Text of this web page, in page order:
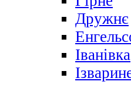
Дружнє
Іванівка